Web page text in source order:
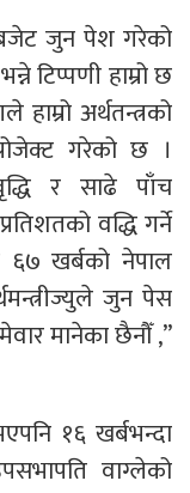
जुन पेश गरेको
टिप्पणी हाम्रो छ
अर्थतन्त्रको
गरेको छ ।
र साढे पाँच
वद्धि गर्ने
खर्बको नेपाल
जुन पेस
मानेका छैनौँ ,”
१६ खर्बभन्दा
वाग्लेको